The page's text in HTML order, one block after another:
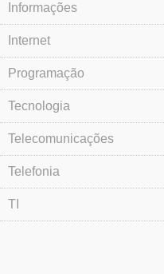
Informações
Internet
Programação
Tecnologia
Telecomunicações
Telefonia
TI